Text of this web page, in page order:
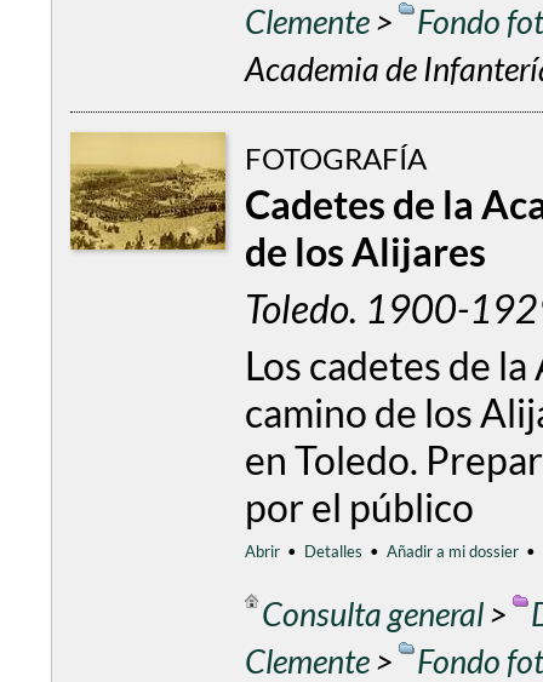
Clemente>
Fondo
Academia de
FOTOGRAFÍA
Cadetes de la
de los Alijares
Toledo. 1900-
Los cadetes de
camino de los
en Toledo.
por el público
Abrir • Detalles • Añadir a mi dossier •
Consulta general>
Clemente>
Fondo